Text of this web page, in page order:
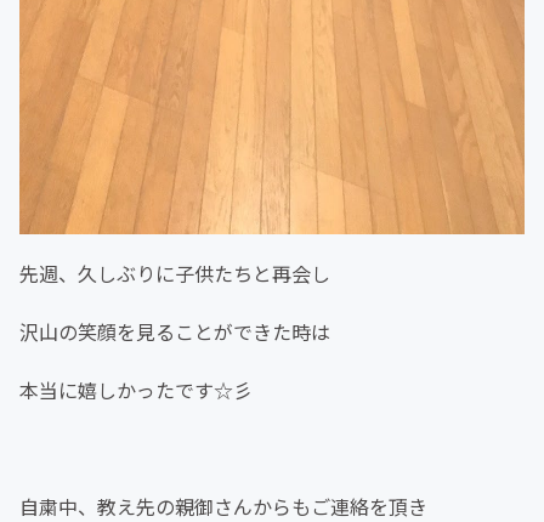
先週、久しぶりに子供たちと再会し
沢山の笑顔を見ることができた時は
本当に嬉しかったです☆彡
自粛中、教え先の親御さんからもご連絡を頂き